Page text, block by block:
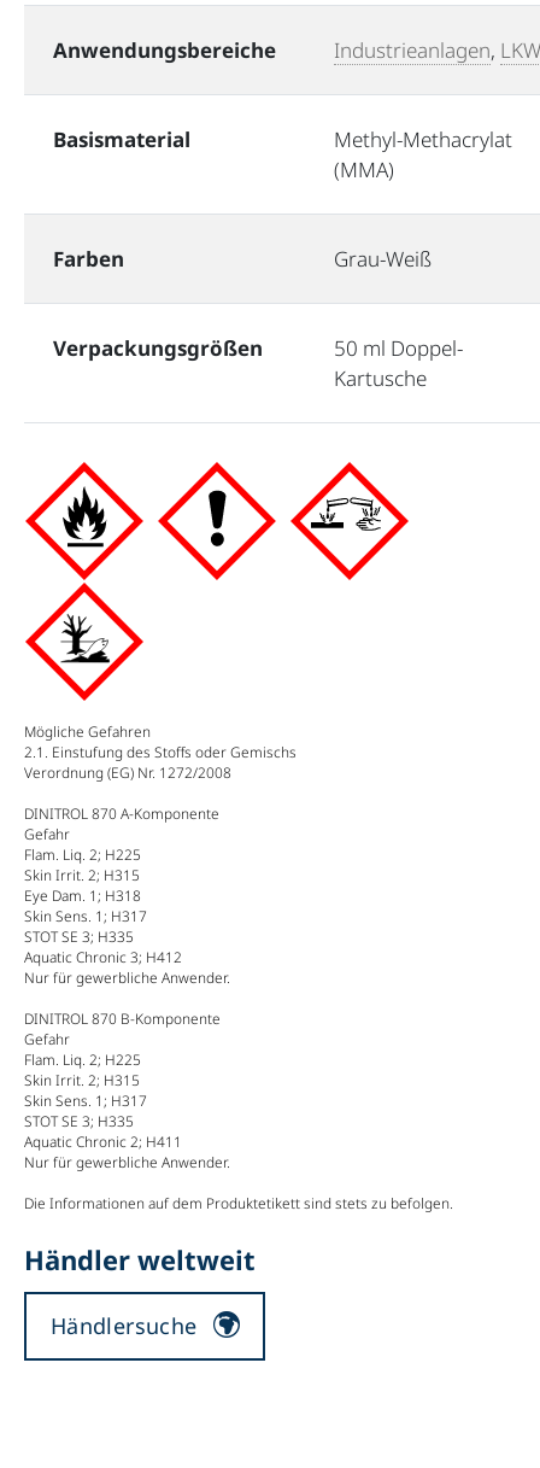
Anwendungsbereiche Industrieanlagen, LKW
Basismaterial
Methyl-Methacrylat
(MMA)
Farben Grau-Weiß
Verpackungsgrößen
50 ml Doppel-
Kartusche
Mögliche Gefahren
2.1. Einstufung des Stoffs oder Gemischs
Verordnung (EG) Nr. 1272/2008
DINITROL 870 A-Komponente
Gefahr
Flam. Liq. 2; H225
Skin Irrit. 2; H315
Eye Dam. 1; H318
Skin Sens. 1; H317
STOT SE 3; H335
Aquatic Chronic 3; H412
Nur für gewerbliche Anwender.
DINITROL 870 B-Komponente
Gefahr
Flam. Liq. 2; H225
Skin Irrit. 2; H315
Skin Sens. 1; H317
STOT SE 3; H335
Aquatic Chronic 2; H411
Nur für gewerbliche Anwender.
Die Informationen auf dem Produktetikett sind stets zu befolgen.
Händler weltweit
Händlersuche